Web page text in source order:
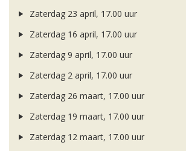
Zaterdag 23 april, 17.00 uur
Zaterdag 16 april, 17.00 uur
Zaterdag 9 april, 17.00 uur
Zaterdag 2 april, 17.00 uur
Zaterdag 26 maart, 17.00 uur
Zaterdag 19 maart, 17.00 uur
Zaterdag 12 maart, 17.00 uur